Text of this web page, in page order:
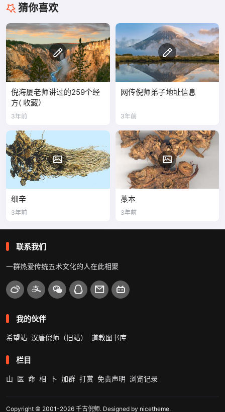
猜你喜欢
倪海厦老师讲过的259个经
方( 收藏）
3年前
网传倪师弟子地址信息
3年前
细辛
3年前
藁本
3年前
联系我们
一群热爱传统五术文化的人在此相聚
我的伙伴
希望站 汉唐倪师（旧站） 道教图书库
栏目
山 医 命 相 卜 加群 打赏 免责声明 浏览记录
Copyright © 2001-2026 千古倪师. Designed by nicetheme.